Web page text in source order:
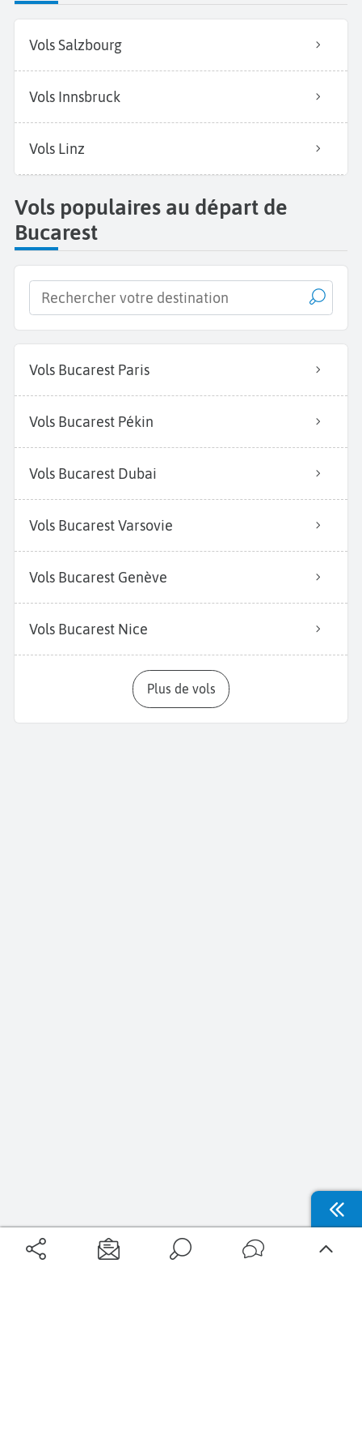
Vols Salzbourg
Vols Innsbruck
Vols Linz
Vols populaires au départ de
Bucarest
Vols Bucarest Paris
Vols Bucarest Pékin
Vols Bucarest Dubai
Vols Bucarest Varsovie
Vols Bucarest Genève
Vols Bucarest Nice
Plus de vols